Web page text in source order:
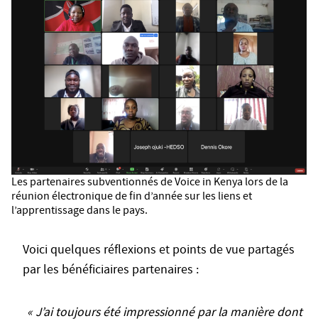
Les partenaires subventionnés de Voice in Kenya lors de la
réunion électronique de fin d’année sur les liens et
l’apprentissage dans le pays.
Voici quelques réflexions et points de vue partagés
par les bénéficiaires partenaires :
« J’ai toujours été impressionné par la manière dont